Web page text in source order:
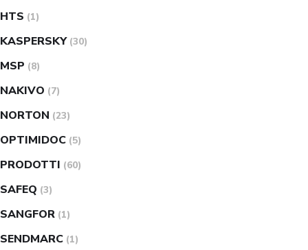
HTS (1)
KASPERSKY (30)
MSP (8)
NAKIVO (7)
NORTON (23)
OPTIMIDOC (5)
PRODOTTI (60)
SAFEQ (3)
SANGFOR (1)
SENDMARC (1)